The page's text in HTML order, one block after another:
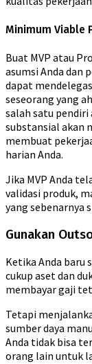
Minimum Viable
Buat MVP atau
asumsi Anda dan
dapat
seseorang yang
salah satu pendiri
substansial akan
membuat
harian Anda.
Jika MVP Anda
validasi produk,
yang sebenarnya
Gunakan
Ketika Anda baru
cukup aset dan
membayar gaji
Tetapi
sumber daya
Anda tidak bisa
orang lain untuk